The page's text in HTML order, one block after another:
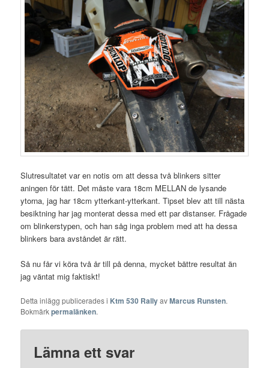
Slutresultatet var en notis om att dessa två blinkers sitter
aningen för tätt. Det måste vara 18cm MELLAN de lysande
ytorna, jag har 18cm ytterkant-ytterkant. Tipset blev att till nästa
besiktning har jag monterat dessa med ett par distanser. Frågade
om blinkerstypen, och han såg inga problem med att ha dessa
blinkers bara avståndet är rätt.
Så nu får vi köra två år till på denna, mycket bättre resultat än
jag väntat mig faktiskt!
Detta inlägg publicerades i Ktm 530 RallyavMarcus Runsten.
Bokmärkpermalänken.
Lämna ett svar